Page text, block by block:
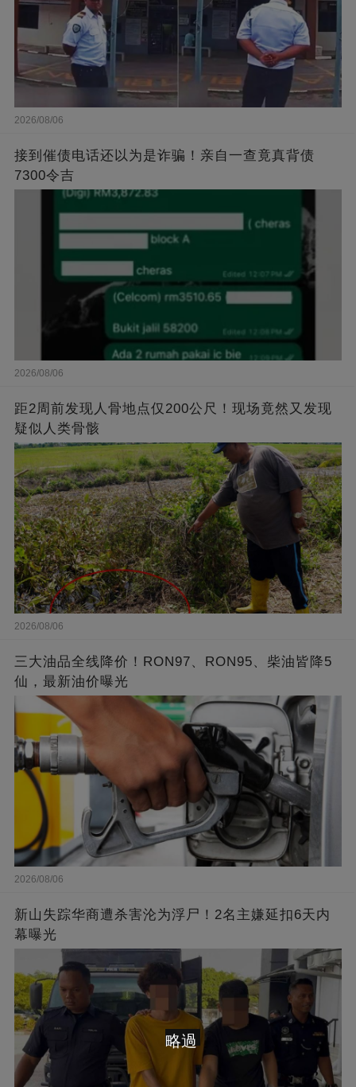
2026/08/06
接到催债电话还以为是诈骗！亲自一查竟真背债
7300令吉
2026/08/06
距2周前发现人骨地点仅200公尺！现场竟然又发现
疑似人类骨骸
2026/08/06
三大油品全线降价！RON97、RON95、柴油皆降5
仙，最新油价曝光
2026/08/06
新山失踪华商遭杀害沦为浮尸！2名主嫌延扣6天内
幕曝光
略過